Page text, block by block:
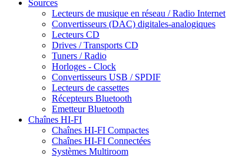
Sources
Lecteurs de musique en réseau / Radio Internet
Convertisseurs (DAC) digitales-analogiques
Lecteurs CD
Drives / Transports CD
Tuners / Radio
Horloges - Clock
Convertisseurs USB / SPDIF
Lecteurs de cassettes
Récepteurs Bluetooth
Emetteur Bluetooth
Chaînes HI-FI
Chaînes HI-FI Compactes
Chaînes HI-FI Connectées
Systèmes Multiroom